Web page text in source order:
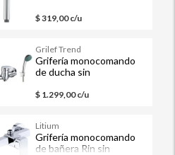
$ 319,00 c/u
Grilef Trend
Grifería monocomando
de ducha sin
$ 1.299,00 c/u
Litium
Grifería monocomando
de bañera Rin sin